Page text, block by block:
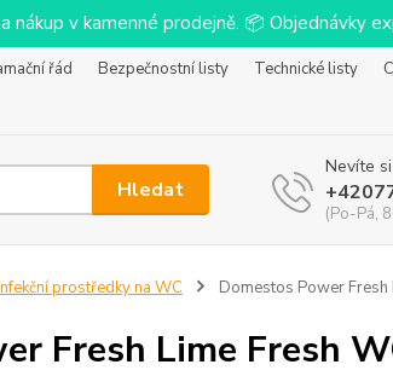
v kamenné prodejně. 📦 Objednávky
řád Bezpečnostní listy Technické listy
Hledat
Nevíte
(Po-Pá,
prostředky na WC Domestos Power
Fresh Lime Fresh